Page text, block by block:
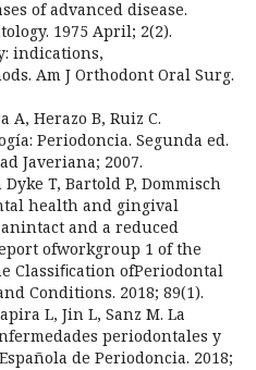
of advanced disease.
1975 April; 2(2).
indications,
Am J Orthodont Oral Surg.
A, Herazo B, Ruiz C.
Periodoncia. Segunda ed.
Javeriana; 2007.
T, Bartold P, Dommisch
health and gingival
and a reduced
ofworkgroup 1 of the
Classiﬁcation ofPeriodontal
Conditions. 2018; 89(1).
L, Jin L, Sanz M. La
periodontales y
de Periodoncia. 2018;